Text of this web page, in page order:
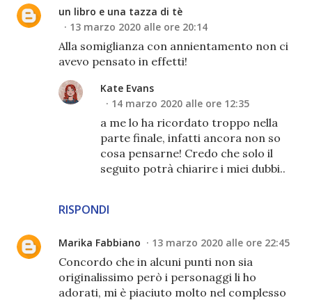
un libro e una tazza di tè
13 marzo 2020 alle ore 20:14
Alla somiglianza con annientamento non ci
avevo pensato in effetti!
RISPONDI
Kate Evans
14 marzo 2020 alle ore 12:35
a me lo ha ricordato troppo nella
parte finale, infatti ancora non so
cosa pensarne! Credo che solo il
seguito potrà chiarire i miei dubbi..
Marika Fabbiano 13 marzo 2020 alle ore 22:45
Concordo che in alcuni punti non sia
originalissimo però i personaggi li ho
adorati, mi è piaciuto molto nel complesso